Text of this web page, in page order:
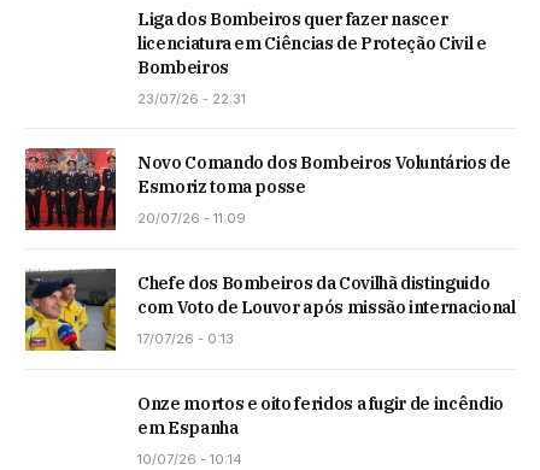
Liga dos Bombeiros quer fazer nascer
licenciatura em Ciências de Proteção Civil e
Bombeiros
23/07/26 - 22:31
Novo Comando dos Bombeiros Voluntários de
Esmoriz toma posse
20/07/26 - 11:09
Chefe dos Bombeiros da Covilhã distinguido
com Voto de Louvor após missão internacional
17/07/26 - 0:13
Onze mortos e oito feridos a fugir de incêndio
em Espanha
10/07/26 - 10:14